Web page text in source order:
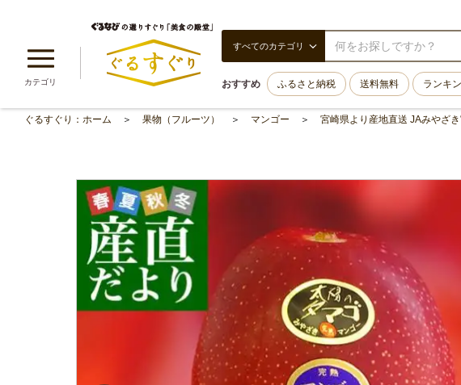
カテゴリ
すべてのカテゴリ
おすすめ ふるさと納税 送料無料 ランキ
ぐるすぐり：ホーム 果物（フルーツ） マンゴー 宮崎県より産地直送 JAみやざ